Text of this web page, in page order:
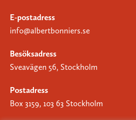
E-postadress
info@albertbonniers.se
Besöksadress
Sveavägen 56, Stockholm
Postadress
Box 3159, 103 63 Stockholm